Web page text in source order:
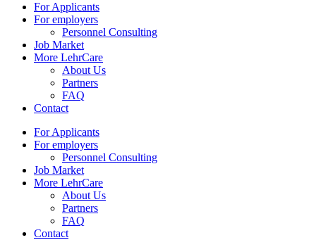
For Applicants
For employers
Personnel Consulting
Job Market
More LehrCare
About Us
Partners
FAQ
Contact
For Applicants
For employers
Personnel Consulting
Job Market
More LehrCare
About Us
Partners
FAQ
Contact